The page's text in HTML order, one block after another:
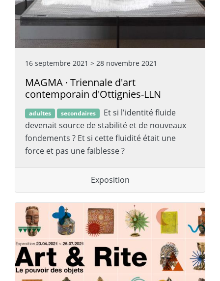
16 septembre 2021 > 28 novembre 2021
MAGMA · Triennale d'art
contemporain d'Ottignies-LLN
adultes secondaires
Et si l'identité fluide
devenait source de stabilité et de nouveaux
fondements ? Et si cette fluidité était une
force et pas une faiblesse ?
Exposition